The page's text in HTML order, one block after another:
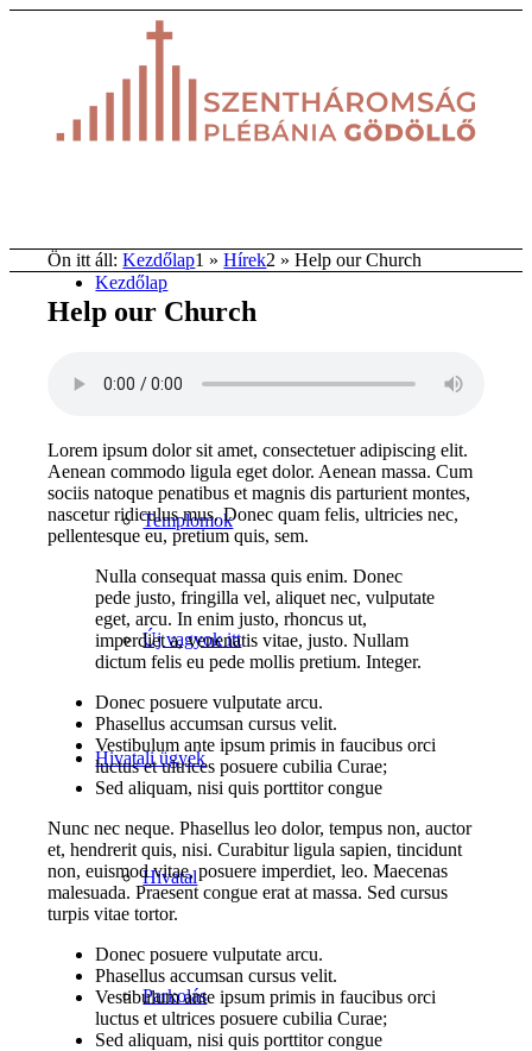
Kezdőlap
Templomok
Új vagyok itt
Hivatali ügyek
Hivatal
Parkolás
Ön itt áll: Kezdőlap1 »Hírek2 »Help our Church
Help our Church
Lorem ipsum dolor sit amet, consectetuer adipiscing elit.
Aenean commodo ligula eget dolor. Aenean massa. Cum
sociis natoque penatibus et magnis dis parturient montes,
nascetur ridiculus mus. Donec quam felis, ultricies nec,
pellentesque eu, pretium quis, sem.
Nulla consequat massa quis enim. Donec
pede justo, fringilla vel, aliquet nec, vulputate
eget, arcu. In enim justo, rhoncus ut,
imperdiet a, venenatis vitae, justo. Nullam
dictum felis eu pede mollis pretium. Integer.
Donec posuere vulputate arcu.
Phasellus accumsan cursus velit.
Vestibulum ante ipsum primis in faucibus orci
luctus et ultrices posuere cubilia Curae;
Sed aliquam, nisi quis porttitor congue
Nunc nec neque. Phasellus leo dolor, tempus non, auctor
et, hendrerit quis, nisi. Curabitur ligula sapien, tincidunt
non, euismod vitae, posuere imperdiet, leo. Maecenas
malesuada. Praesent congue erat at massa. Sed cursus
turpis vitae tortor.
Donec posuere vulputate arcu.
Phasellus accumsan cursus velit.
Vestibulum ante ipsum primis in faucibus orci
luctus et ultrices posuere cubilia Curae;
Sed aliquam, nisi quis porttitor congue